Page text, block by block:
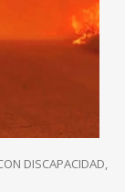
DISCAPACIDAD,